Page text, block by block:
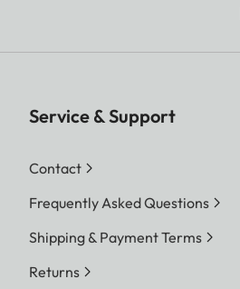
Service & Support
Contact
Frequently Asked Questions
Shipping & Payment Terms
Returns